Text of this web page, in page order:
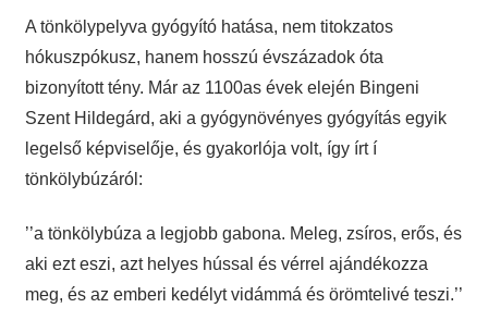
A tönkölypelyva gyógyító hatása, nem titokzatos
hókuszpókusz, hanem hosszú évszázadok óta
bizonyított tény. Már az 1100as évek elején Bingeni
Szent Hildegárd, aki a gyógynövényes gyógyítás egyik
legelső képviselője, és gyakorlója volt, így írt í
tönkölybúzáról:
’’a tönkölybúza a legjobb gabona. Meleg, zsíros, erős, és
aki ezt eszi, azt helyes hússal és vérrel ajándékozza
meg, és az emberi kedélyt vidámmá és örömtelivé teszi.’’